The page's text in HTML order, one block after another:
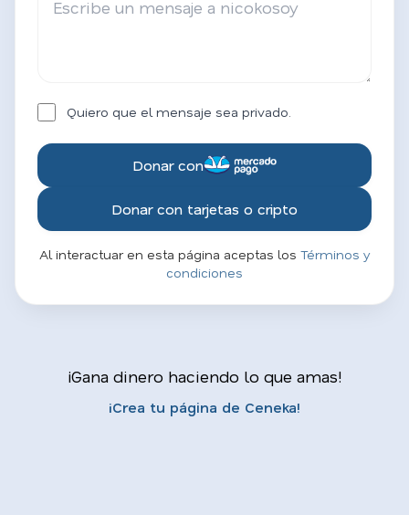
Quiero que el mensaje sea privado.
Donar con
Donar con tarjetas o cripto
Al interactuar en esta página aceptas los Términos y
condiciones
¡Gana dinero haciendo lo que amas!
¡Crea tu página de Ceneka!